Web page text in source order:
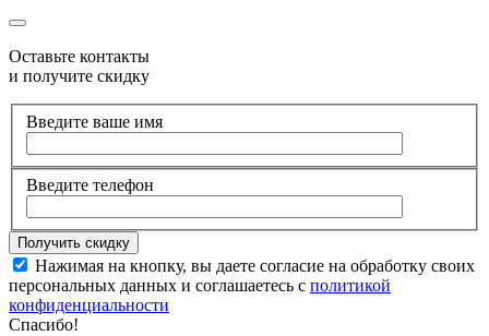
Оставьте контакты
и получите скидку
Введите ваше имя
Введите телефон
Нажимая на кнопку, вы даете согласие на обработку своих
персональных данных и соглашаетесь с политикой
конфиденциальности
Спасибо!